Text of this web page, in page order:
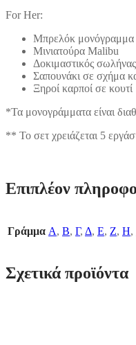
For Her:
Μπρελόκ
Μινιατούρα Malibu
Δοκιμαστικός
Σαπουνάκι σε σχήμα
Ξηροί καρποί σε κουτί
*Τα μονογράμματα είναι
** Το σετ χρειάζεται 5
Επιπλέον
Γράμμα Α, Β, Γ, Δ, Ε, Ζ, Η,
Σχετικά προϊόντα